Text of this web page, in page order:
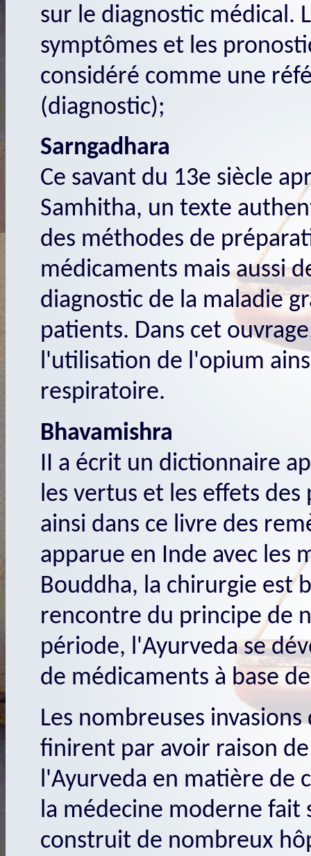
sur le diagnostic médical.
symptômes et les
considéré comme une
(diagnostic);
Sarngadhara
Ce savant du 13e siècle
Samhitha, un texte
des méthodes de
médicaments mais aussi
diagnostic de la maladie
patients. Dans cet
l'utilisation de l'opium
respiratoire.
Bhavamishra
II a écrit un dictionnaire
les vertus et les effets
ainsi dans ce livre des
apparue en Inde avec les
Bouddha, la chirurgie est
rencontre du principe de
période, l'Ayurveda se
de médicaments à base
Les nombreuses
finirent par avoir raison
l'Ayurveda en matière de
la médecine moderne fait
construit de nombreux